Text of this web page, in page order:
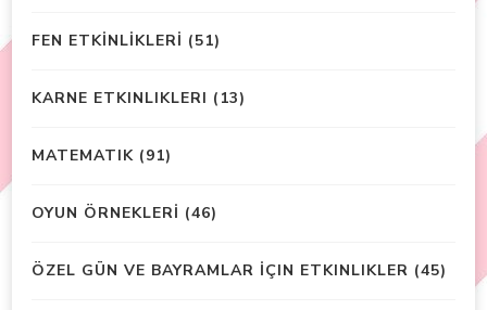
FEN ETKİNLİKLERİ (51)
KARNE ETKINLIKLERI (13)
MATEMATIK (91)
OYUN ÖRNEKLERİ (46)
ÖZEL GÜN VE BAYRAMLAR İÇIN ETKINLIKLER (45)